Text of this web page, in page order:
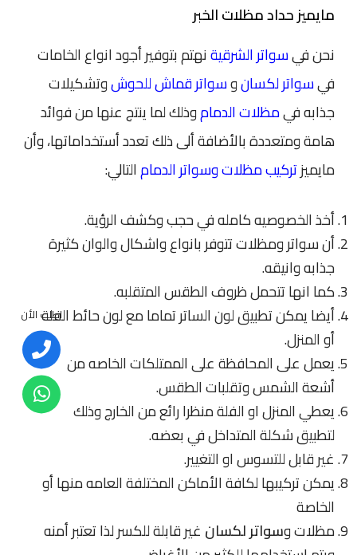
مايميز حداد مظلات الخبر
نحن فيسواتر الشرقيةنهتم بتوفير أجود انواع الخامات
فيسواتر لكسانوسواتر قماش للحوشوتشكيلات
جذابه فيمظلات الدماموذلك لما ينتج عنها من فوائد
هامة ومتعددة بالأضافة ألى ذلك تعدد أستخداماتها، وأن
مايميزتركيب مظلات وسواتر الدمامالتالي:
أخذ الخصوصيه كامله في حجب وكشف الرؤية.
أن سواتر ومظلات تتوفر بانواع واشكال والوان كثيرة
جذابه وانيقه.
كما انها تتحمل ظروف الطقس المتقلبه.
أيضا يمكن تطبيق لون الساتر تماما مع لون حائط الفلة
أو المنزل.
يعمل على المحافظة على الممتلكات الخاصه من
أشعة الشمس وتقلبات الطقس.
يعطي المنزل او الفلة منظرا رائع من الخارج وذلك
لتطبيق شكلة المتداخل في بعضه.
غير قابل للتسوس او التغيير.
يمكن تركيبها لكافة الأماكن المختلفة العامه منها أو
الخاصة
مظلات وسواتر لكسان غير قابلة للكسر لذا تعتبر أمنه
اطلب الأن